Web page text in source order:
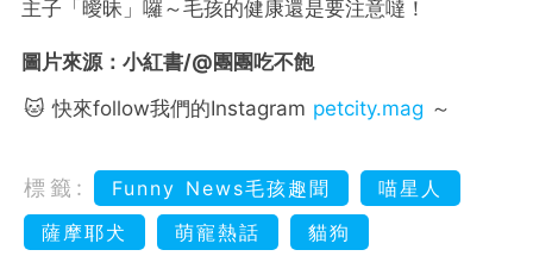
主子「曖昧」囉～毛孩的健康還是要注意噠！
圖片來源：小紅書/@團團吃不飽
🐱 快來follow我們的Instagram petcity.mag ～
標籤: Funny News毛孩趣聞
喵星人
薩摩耶犬
萌寵熱話
貓狗